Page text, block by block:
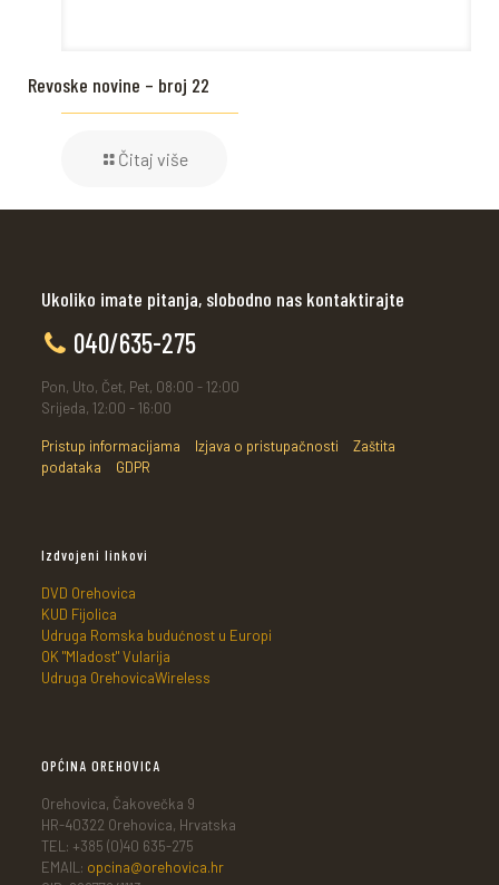
Revoske novine – broj 22
Čitaj više
Ukoliko imate pitanja, slobodno nas kontaktirajte
040/635-275
Pon, Uto, Čet, Pet, 08:00 - 12:00
Srijeda, 12:00 - 16:00
Pristup informacijama Izjava o pristupačnosti
Zaštita
podataka
GDPR
Izdvojeni linkovi
DVD Orehovica
KUD Fijolica
Udruga Romska budućnost u Europi
OK "Mladost" Vularija
Udruga OrehovicaWireless
OPĆINA OREHOVICA
Orehovica, Čakovečka 9
HR-40322 Orehovica, Hrvatska
TEL: +385 (0)40 635-275
EMAIL: opcina@orehovica.hr